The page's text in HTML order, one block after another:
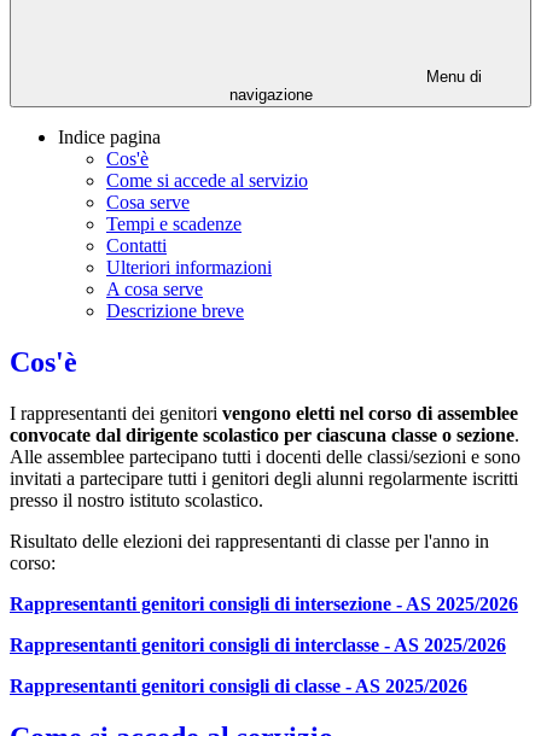
Menu di
navigazione
Indice pagina
Cos'è
Come si accede al servizio
Cosa serve
Tempi e scadenze
Contatti
Ulteriori informazioni
A cosa serve
Descrizione breve
Cos'è
I rappresentanti dei genitori vengono eletti nel corso di assemblee
convocate dal dirigente scolastico per ciascuna classe o sezione.
Alle assemblee partecipano tutti i docenti delle classi/sezioni e sono
invitati a partecipare tutti i genitori degli alunni regolarmente iscritti
presso il nostro istituto scolastico.
Risultato delle elezioni dei rappresentanti di classe per l'anno in
corso:
Rappresentanti genitori consigli di intersezione - AS 2025/2026
Rappresentanti genitori consigli di interclasse - AS 2025/2026
Rappresentanti genitori consigli di classe - AS 2025/2026